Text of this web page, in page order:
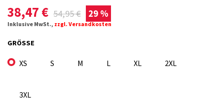
38,47 € 54,95€ 29 %
Inklusive MwSt., zzgl. Versandkosten
GRÖSSE
XS S M L XL 2XL
3XL